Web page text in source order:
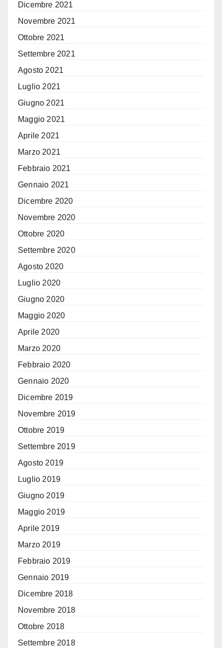
Dicembre 2021
Novembre 2021
Ottobre 2021
Settembre 2021
Agosto 2021
Luglio 2021
Giugno 2021
Maggio 2021
Aprile 2021
Marzo 2021
Febbraio 2021
Gennaio 2021
Dicembre 2020
Novembre 2020
Ottobre 2020
Settembre 2020
Agosto 2020
Luglio 2020
Giugno 2020
Maggio 2020
Aprile 2020
Marzo 2020
Febbraio 2020
Gennaio 2020
Dicembre 2019
Novembre 2019
Ottobre 2019
Settembre 2019
Agosto 2019
Luglio 2019
Giugno 2019
Maggio 2019
Aprile 2019
Marzo 2019
Febbraio 2019
Gennaio 2019
Dicembre 2018
Novembre 2018
Ottobre 2018
Settembre 2018